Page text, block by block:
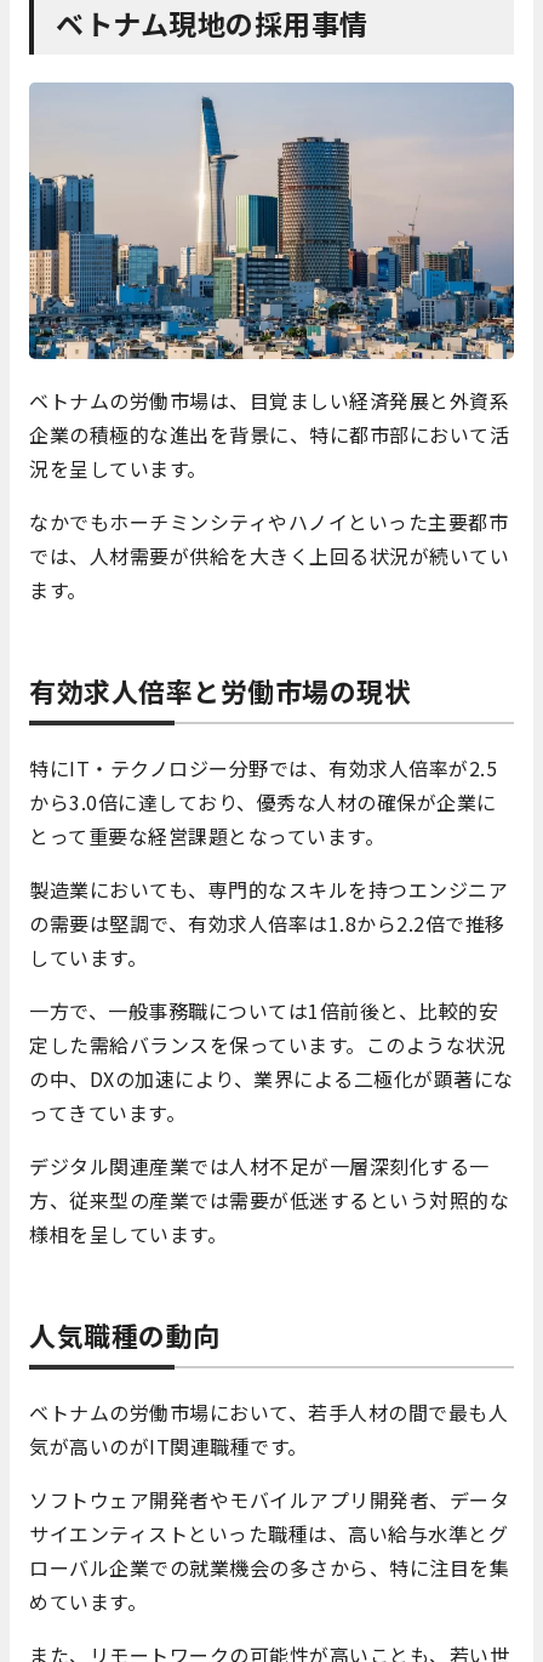
ベトナム現地の採用事情
ベトナムの労働市場は、目覚ましい経済発展と外資系
企業の積極的な進出を背景に、特に都市部において活
況を呈しています。
なかでもホーチミンシティやハノイといった主要都市
では、人材需要が供給を大きく上回る状況が続いてい
ます。
有効求人倍率と労働市場の現状
特にIT・テクノロジー分野では、有効求人倍率が2.5
から3.0倍に達しており、優秀な人材の確保が企業に
とって重要な経営課題となっています。
製造業においても、専門的なスキルを持つエンジニア
の需要は堅調で、有効求人倍率は1.8から2.2倍で推移
しています。
一方で、一般事務職については1倍前後と、比較的安
定した需給バランスを保っています。このような状況
の中、DXの加速により、業界による二極化が顕著にな
ってきています。
デジタル関連産業では人材不足が一層深刻化する一
方、従来型の産業では需要が低迷するという対照的な
様相を呈しています。
人気職種の動向
ベトナムの労働市場において、若手人材の間で最も人
気が高いのがIT関連職種です。
ソフトウェア開発者やモバイルアプリ開発者、データ
サイエンティストといった職種は、高い給与水準とグ
ローバル企業での就業機会の多さから、特に注目を集
めています。
また、リモートワークの可能性が高いことも、若い世